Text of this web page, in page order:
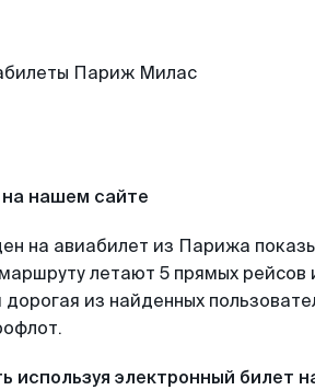
нашем сайте
на авиабилет из Парижа
летают 5 прямых рейсов
дорогая из найденных
используя электронный билет